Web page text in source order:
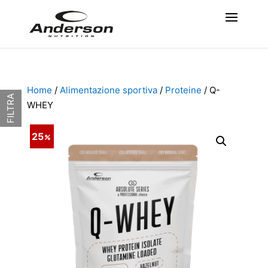
Home / Alimentazione sportiva/ Proteine / Q-
WHEY
25
FILTRA